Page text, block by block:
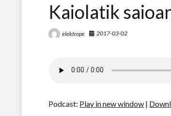
Kaiolatik
elektrope 2017-03-02
Podcast: Play in new window |